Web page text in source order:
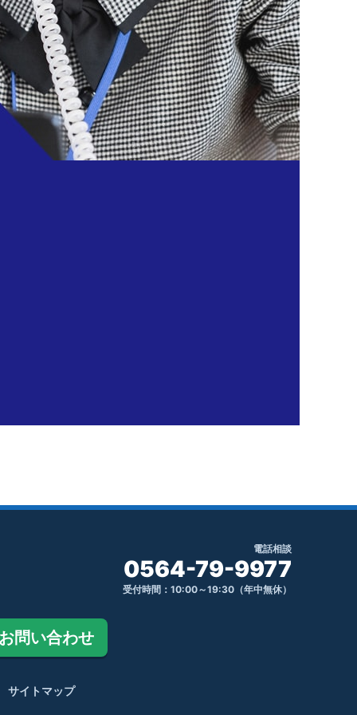
電話相談
0564-79-9977
受付時間：10:00～19:30（年中無休）
問い合わせ
サイトマップ